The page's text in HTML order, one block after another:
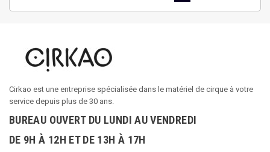
Cirkao est une entreprise spécialisée dans le matériel de cirque à votre
service depuis plus de 30 ans.
BUREAU OUVERT DU LUNDI AU VENDREDI
DE 9H À 12H ET DE 13H À 17H